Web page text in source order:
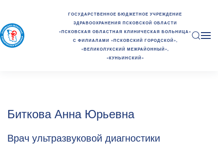
ГОСУДАРСТВЕННОЕ БЮДЖЕТНОЕ УЧРЕЖДЕНИЕ
ЗДРАВООХРАНЕНИЯ ПСКОВСКОЙ ОБЛАСТИ
«ПСКОВСКАЯ ОБЛАСТНАЯ КЛИНИЧЕСКАЯ БОЛЬНИЦА»
С ФИЛИАЛАМИ «ПСКОВСКИЙ ГОРОДСКОЙ»,
«ВЕЛИКОЛУКСКИЙ МЕЖРАЙОННЫЙ»,
«КУНЬИНСКИЙ»
Биткова Анна Юрьевна
Врач ультразвуковой диагностики